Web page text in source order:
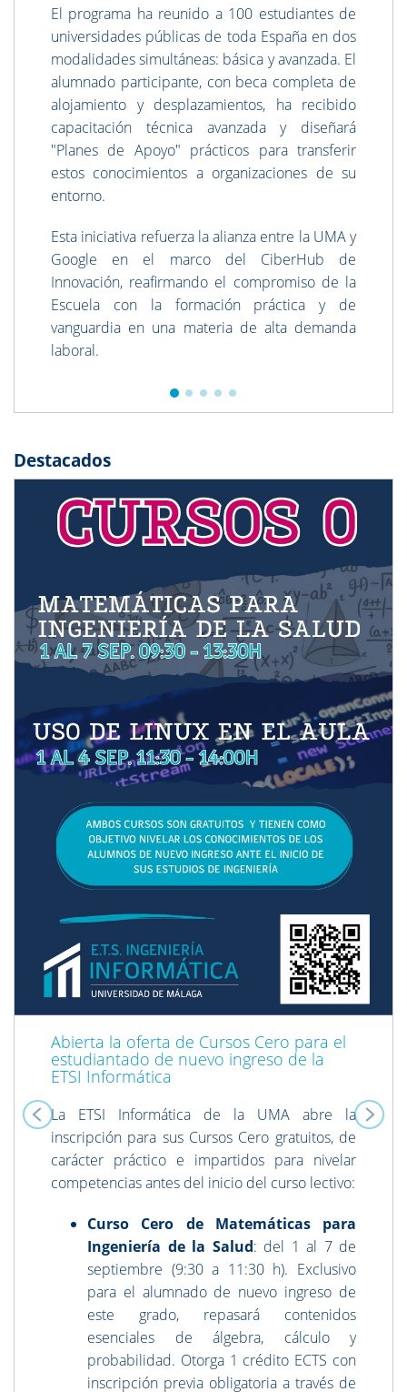
El programa ha reunido a 100 estudiantes de
universidades públicas de toda España en dos
modalidades simultáneas: básica y avanzada. El
alumnado participante, con beca completa de
alojamiento y desplazamientos, ha recibido
capacitación técnica avanzada y diseñará
"Planes de Apoyo" prácticos para transferir
estos conocimientos a organizaciones de su
entorno.
Esta iniciativa refuerza la alianza entre la UMA y
Google en el marco del CiberHub de
Innovación, reafirmando el compromiso de la
Escuela con la formación práctica y de
vanguardia en una materia de alta demanda
laboral.
Destacados
Abierta la oferta de Cursos Cero para el
estudiantado de nuevo ingreso de la
ETSI Informática
La ETSI Informática de la UMA abre la
inscripción para sus Cursos Cero gratuitos, de
carácter práctico e impartidos para nivelar
competencias antes del inicio del curso lectivo:
Curso Cero de Matemáticas para
Ingeniería de la Salud: del 1 al 7 de
septiembre (9:30 a 11:30 h). Exclusivo
para el alumnado de nuevo ingreso de
este grado, repasará contenidos
esenciales de álgebra, cálculo y
probabilidad. Otorga 1 crédito ECTS con
inscripción previa obligatoria a través de
Previous